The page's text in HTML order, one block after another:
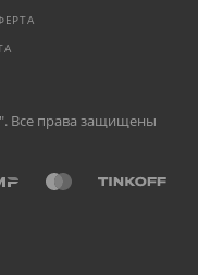
Все права защищены